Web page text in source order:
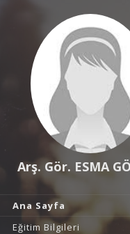
Arş. Gör. ESMA
Ana Sayfa
Eğitim Bilgileri